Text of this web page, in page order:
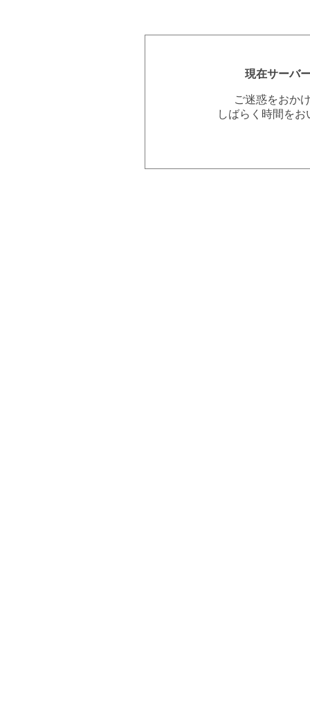
現在サーバ
ご迷惑をおか
しばらく時間を